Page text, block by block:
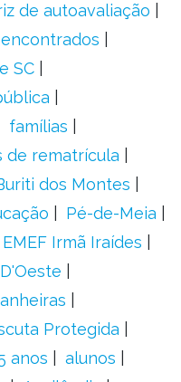
de autoavaliação
SC
famílias
de rematrícula
dos Montes
Pé-de-Meia
EMEF Irmã Iraídes
Protegida
anos
alunos